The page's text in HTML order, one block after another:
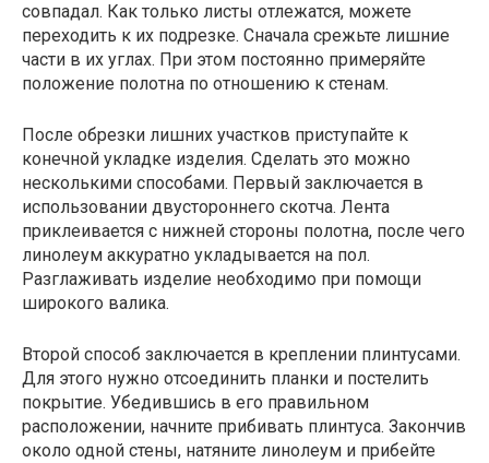
совпадал. Как только листы отлежатся, можете
переходить к их подрезке. Сначала срежьте лишние
части в их углах. При этом постоянно примеряйте
положение полотна по отношению к стенам.
После обрезки лишних участков приступайте к
конечной укладке изделия. Сделать это можно
несколькими способами. Первый заключается в
использовании двустороннего скотча. Лента
приклеивается с нижней стороны полотна, после чего
линолеум аккуратно укладывается на пол.
Разглаживать изделие необходимо при помощи
широкого валика.
Второй способ заключается в креплении плинтусами.
Для этого нужно отсоединить планки и постелить
покрытие. Убедившись в его правильном
расположении, начните прибивать плинтуса. Закончив
около одной стены, натяните линолеум и прибейте